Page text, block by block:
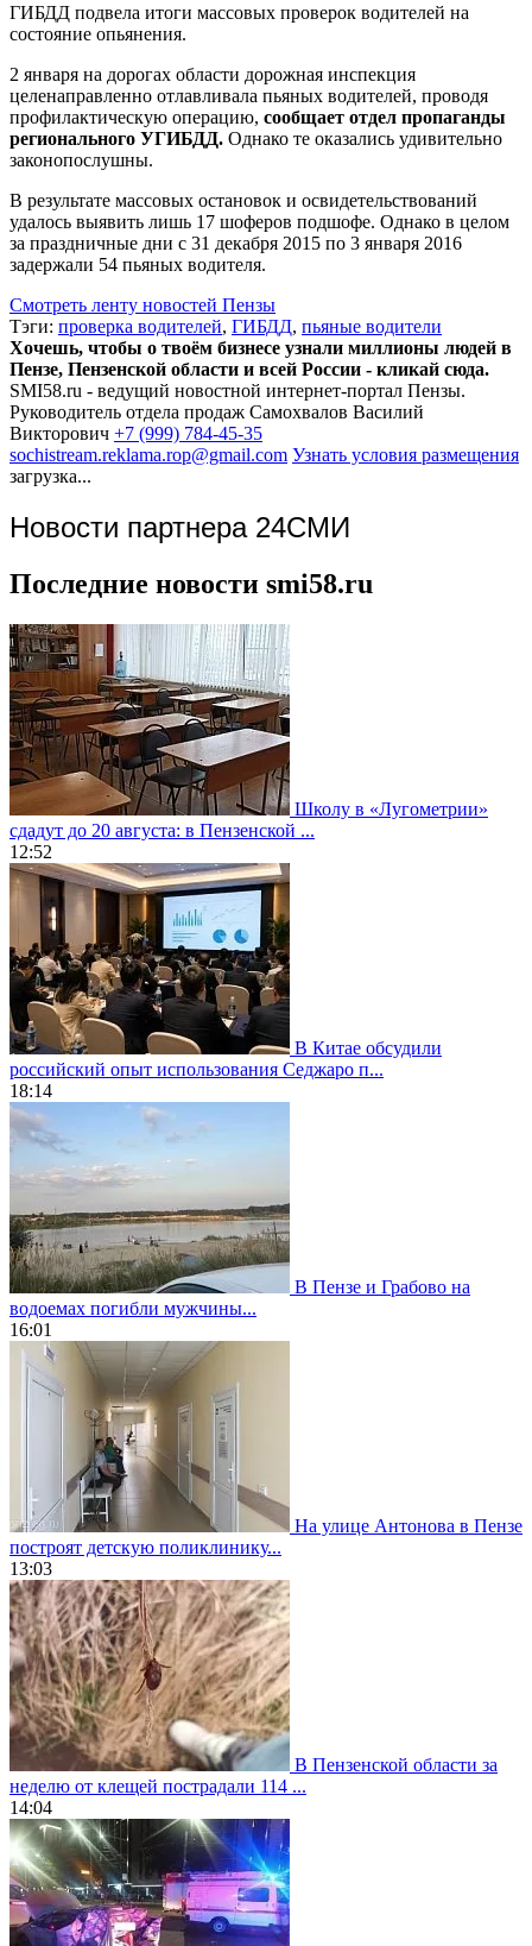
ГИБДД подвела итоги массовых проверок водителей на
состояние опьянения.
2 января на дорогах области дорожная инспекция
целенаправленно отлавливала пьяных водителей, проводя
профилактическую операцию, сообщает отдел пропаганды
регионального УГИБДД. Однако те оказались удивительно
законопослушны.
В результате массовых остановок и освидетельствований
удалось выявить лишь 17 шоферов подшофе. Однако в целом
за праздничные дни с 31 декабря 2015 по 3 января 2016
задержали 54 пьяных водителя.
Смотреть ленту новостей Пензы
Тэги: проверка водителей, ГИБДД, пьяные водители
Хочешь, чтобы о твоём бизнесе узнали миллионы людей в
Пензе, Пензенской области и всей России - кликай сюда.
SMI58.ru - ведущий новостной интернет-портал Пензы.
Руководитель отдела продаж Самохвалов Василий
Викторович +7 (999) 784-45-35
sochistream.reklama.rop@gmail.com Узнать условия размещения
загрузка...
Новости партнера 24СМИ
Последние новости smi58.ru
Школу в «Лугометрии»
сдадут до 20 августа: в Пензенской ...
12:52
В Китае обсудили
российский опыт использования Седжаро п...
18:14
В Пензе и Грабово на
водоемах погибли мужчины...
16:01
На улице Антонова в Пензе
построят детскую поликлинику...
13:03
В Пензенской области за
неделю от клещей пострадали 114 ...
14:04